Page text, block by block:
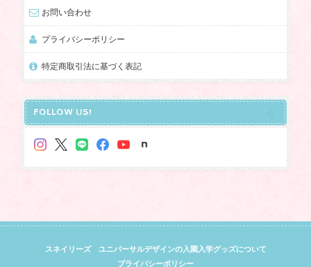
お問い合わせ
プライバシーポリシー
特定商取引法に基づく表記
FOLLOW US!
スネイリーズ ユニバーサルデザインの入園入学グッズについて
プライバシーポリシー